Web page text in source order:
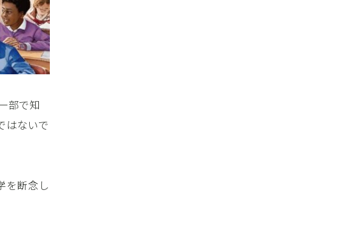
部で知
はないで
を断念し